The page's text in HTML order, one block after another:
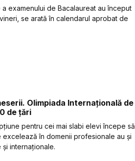
examenului de Bacalaureat au început
se arată în calendarul aprobat de
Olimpiada Internațională de
de țări
pentru cei mai slabi elevi începe să
excelează în domenii profesionale au și
internaționale.